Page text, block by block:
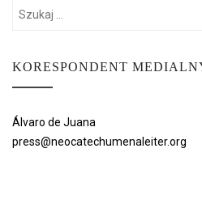
Search
KORESPONDENT
Álvaro de Juana
press@neocatechumenaleiter.org